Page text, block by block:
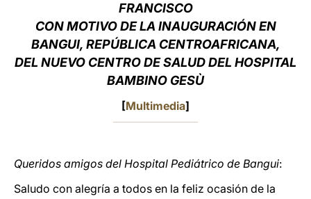
LATINE
FRANCISCO
CON MOTIVO DE LA INAUGURACIÓN EN
BANGUI, REPÚBLICA CENTROAFRICANA,
DEL NUEVO CENTRO DE SALUD DEL HOSPITAL
BAMBINO GESÙ
[Multimedia]
Queridos amigos del Hospital Pediátrico de Bangui:
Saludo con alegría a todos en la feliz ocasión de la